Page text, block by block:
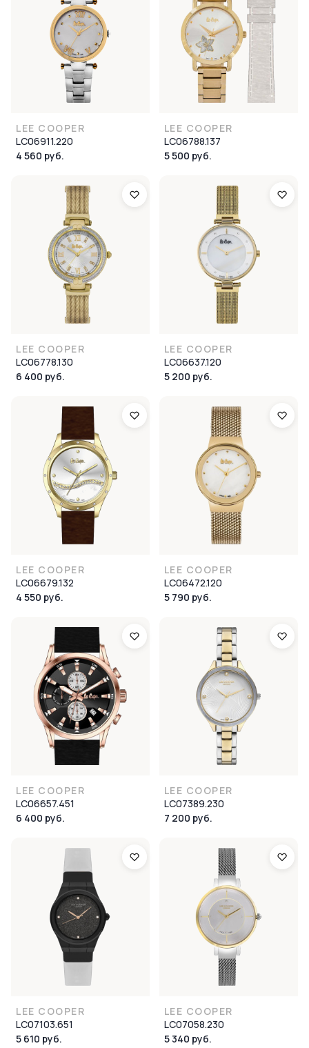
LEE COOPER
LC06911.220
4 560 руб.
LEE COOPER
LC06788.137
5 500 руб.
LEE COOPER
LC06778.130
6 400 руб.
LEE COOPER
LC06637.120
5 200 руб.
LEE COOPER
LC06679.132
4 550 руб.
LEE COOPER
LC06472.120
5 790 руб.
LEE COOPER
LC06657.451
6 400 руб.
LEE COOPER
LC07389.230
7 200 руб.
LEE COOPER
LC07103.651
5 610 руб.
LEE COOPER
LC07058.230
5 340 руб.